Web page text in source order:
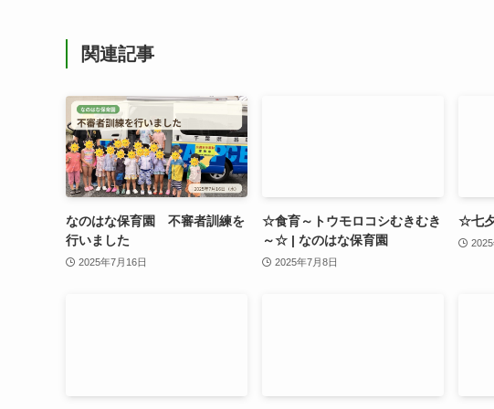
関連記事
なのはな保育園 不審者訓練を
行いました
2025年7月16日
☆食育～トウモロコシむきむき
～☆ | なのはな保育園
2025年7月8日
☆七